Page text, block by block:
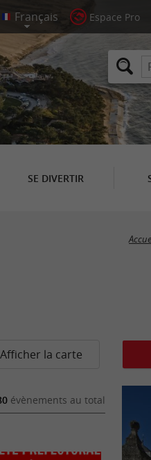
Espace Pro
SE DIVERTIR
Afficher la carte
évènements au total